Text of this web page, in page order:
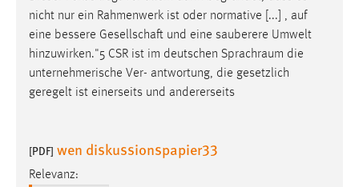
nicht nur ein Rahmenwerk ist oder normative [...] , auf
eine bessere Gesellschaft und eine sauberere Umwelt
hinzuwirken."5 CSR ist im deutschen Sprachraum die
unternehmerische Ver- antwortung, die gesetzlich
geregelt ist einerseits und andererseits
[PDF] wen diskussionspapier33
Relevanz: